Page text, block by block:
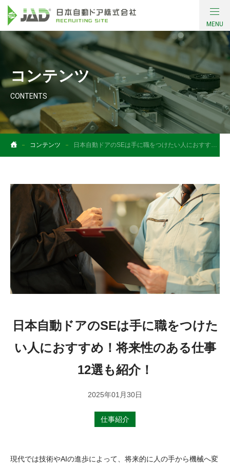
MENU
会社について
働く環境・制度
コンテンツ
お問い合わせ
ENTRY
ENTRY
コンテンツ
CONTENTS
コンテンツ 日本自動ドアのSEは手に職をつけたい人におすすめ！将来性のある仕事12選も紹介！
日本自動ドアのSEは手に職をつけた
い人におすすめ！将来性のある仕事
12選も紹介！
2025年01月30日
仕事紹介
現代では技術やAIの進歩によって、将来的に人の手から機械へ変